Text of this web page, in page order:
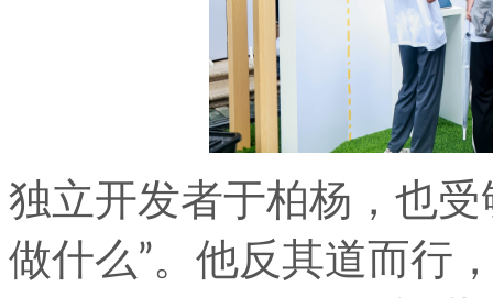
独立开发者于柏杨，也
做什么”。他反其道而行